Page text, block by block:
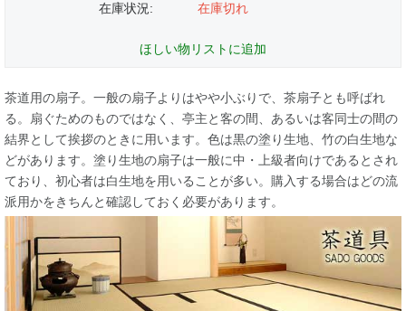
在庫状況:
在庫切れ
ほしい物リストに追加
茶道用の扇子。一般の扇子よりはやや小ぶりで、茶扇子とも呼ばれ
る。扇ぐためのものではなく、亭主と客の間、あるいは客同士の間の
結界として挨拶のときに用います。色は黒の塗り生地、竹の白生地な
どがあります。塗り生地の扇子は一般に中・上級者向けであるとされ
ており、初心者は白生地を用いることが多い。購入する場合はどの流
派用かをきちんと確認しておく必要があります。